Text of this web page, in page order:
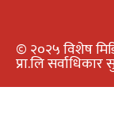
© २०२५ विशेष
प्रा.लि सर्वाधिकार